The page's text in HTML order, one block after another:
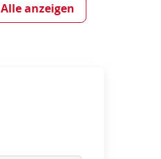
Alle anzeigen